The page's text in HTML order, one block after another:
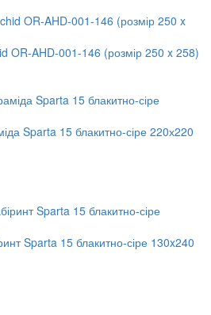
OR-AHD-001-146 (розмір 250 x 258)
Sparta 15 блакитно-сіре 220х220
Sparta 15 блакитно-сіре 130x240